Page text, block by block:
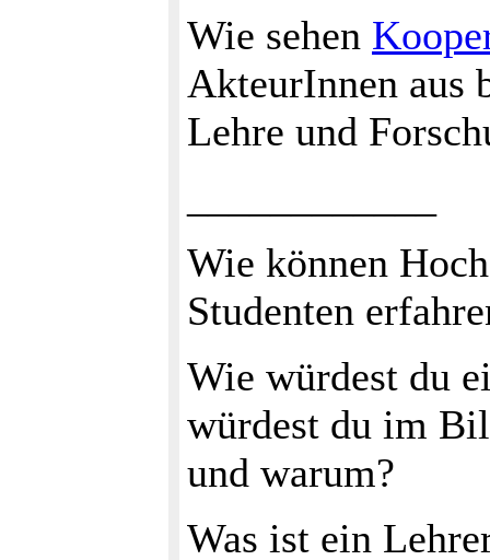
Wie sehen
AkteurInnen aus
Lehre und
Wie können
Studenten
Wie würdest du
würdest du im
und warum?
Was ist ein